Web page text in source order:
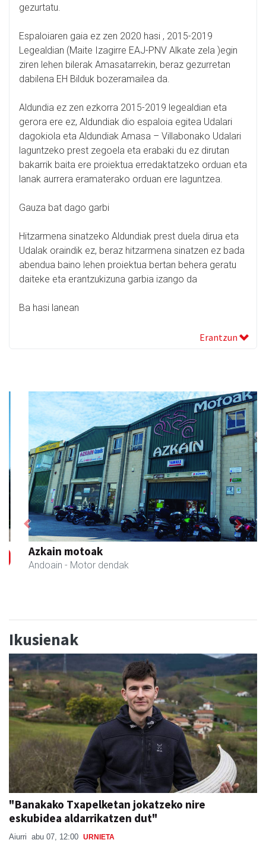
gezurtatu.
Espaloiaren gaia ez zen 2020 hasi , 2015-2019
Legealdian (Maite Izagirre EAJ-PNV Alkate zela )egin
ziren lehen bilerak Amasatarrekin, beraz gezurretan
dabilena EH Bilduk bozeramailea da.
Aldundia ez zen ezkorra 2015-2019 legealdian eta
gerora ere ez, Aldundiak dio espaloia egitea Udalari
dagokiola eta Aldundiak Amasa – Villabonako Udalari
laguntzeko prest zegoela eta erabaki du ez dirutan
bakarrik baita ere proiektua erredaktatzeko orduan eta
lanak aurrera eramaterako orduan ere laguntzea.
Gauza bat dago garbi
Hitzarmena sinatzeko Aldundiak prest duela dirua eta
Udalak oraindik ez, beraz hitzarmena sinatzen ez bada
abendua baino lehen proiektua bertan behera geratu
daiteke eta erantzukizuna garbia izango da
Ba hasi lanean
Erantzun
Azkain motoak
Andoain - Motor dendak
Previous Next
Ikusienak
"Banakako Txapelketan jokatzeko nire
eskubidea aldarrikatzen dut"
Aiurri abu 07, 12:00 URNIETA